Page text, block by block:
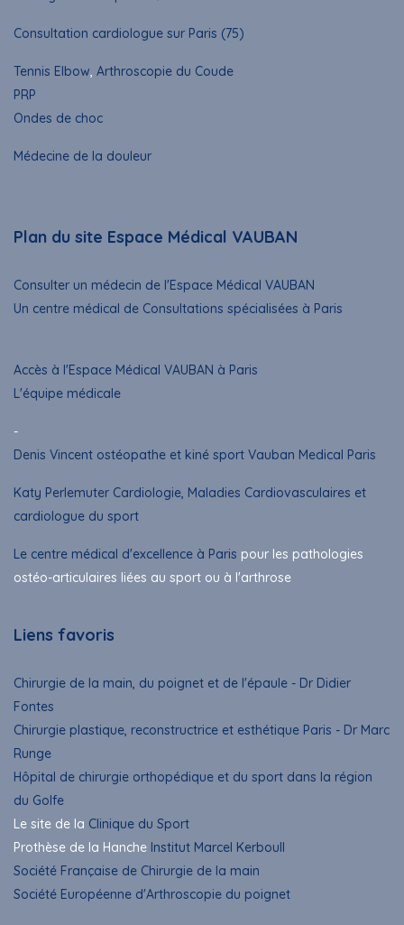
Consultation cardiologue sur Paris (75)
Tennis Elbow, Arthroscopie du Coude
PRP
Ondes de choc
Médecine de la douleur
Plan du site Espace Médical VAUBAN
Consulter un médecin de l'Espace Médical VAUBAN
Un centre médical de Consultations spécialisées à Paris
Accès à l'Espace Médical VAUBAN à Paris
L'équipe médicale
-
Denis Vincent ostéopathe et kiné sport Vauban Medical Paris
Katy Perlemuter Cardiologie, Maladies Cardiovasculaires et
cardiologue du sport
Le centre médical d'excellence à Paris pour les pathologies
ostéo-articulaires liées au sport ou à l'arthrose
Liens favoris
Chirurgie de la main, du poignet et de l'épaule - Dr Didier
Fontes
Chirurgie plastique, reconstructrice et esthétique Paris - Dr Marc
Runge
Hôpital de chirurgie orthopédique et du sport dans la région
du Golfe
Le site de la Clinique du Sport
Prothèse de la Hanche Institut Marcel Kerboull
Société Française de Chirurgie de la main
Société Européenne d'Arthroscopie du poignet